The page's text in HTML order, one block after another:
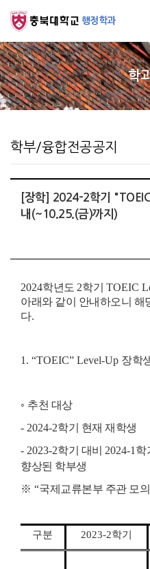
행정학과
학
학부/융합전공공지
[장학] 2024-2학기
내(~10.25.(금)까지)
2024학년도 2학기 TOEIC
아래와 같이 안내하오니 해
다.
1. “TOEIC” Level-Up 장학
◦ 추천 대상
- 2024-2학기 현재 재학생
- 2023-2학기 대비 2024-1 학
향상된 학부생
※ “국제교류본부 주관 모의
구분 2023-2학기